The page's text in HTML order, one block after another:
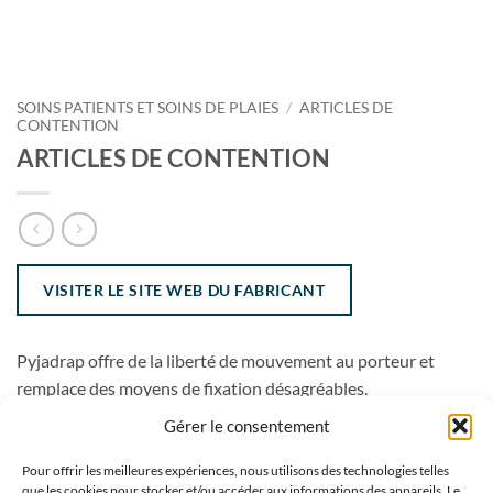
Gérer le consentement
Pour offrir les meilleures expériences, nous utilisons des technologies telles
SOINS PATIENTS ET SOINS DE PLAIES / ARTICLES DE
CONTENTION
ARTICLES DE CONTENTION
VISITER LE SITE WEB DU FABRICANT
Pyjadrap offre de la liberté de mouvement au porteur et
remplace des moyens de fixation désagréables.